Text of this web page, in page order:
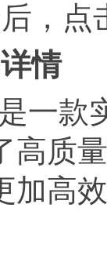
点
情
款
高质
加高